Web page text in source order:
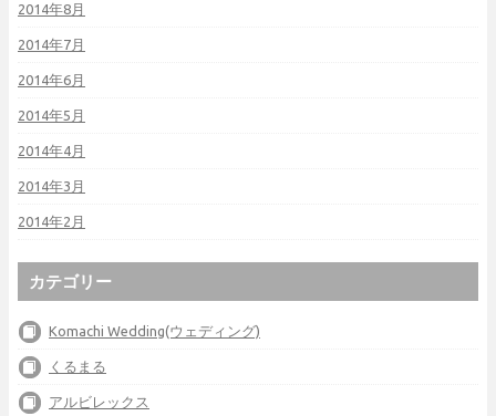
2014年8月
2014年7月
2014年6月
2014年5月
2014年4月
2014年3月
2014年2月
カテゴリー
Komachi Wedding(ウェディング)
くるまる
アルビレックス